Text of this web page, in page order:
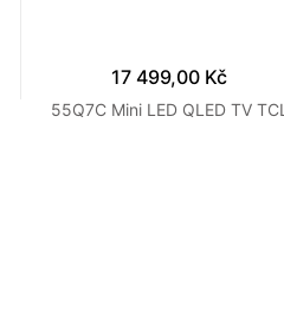
17 499,00 Kč
55Q7C Mini LED QLED TV TCL